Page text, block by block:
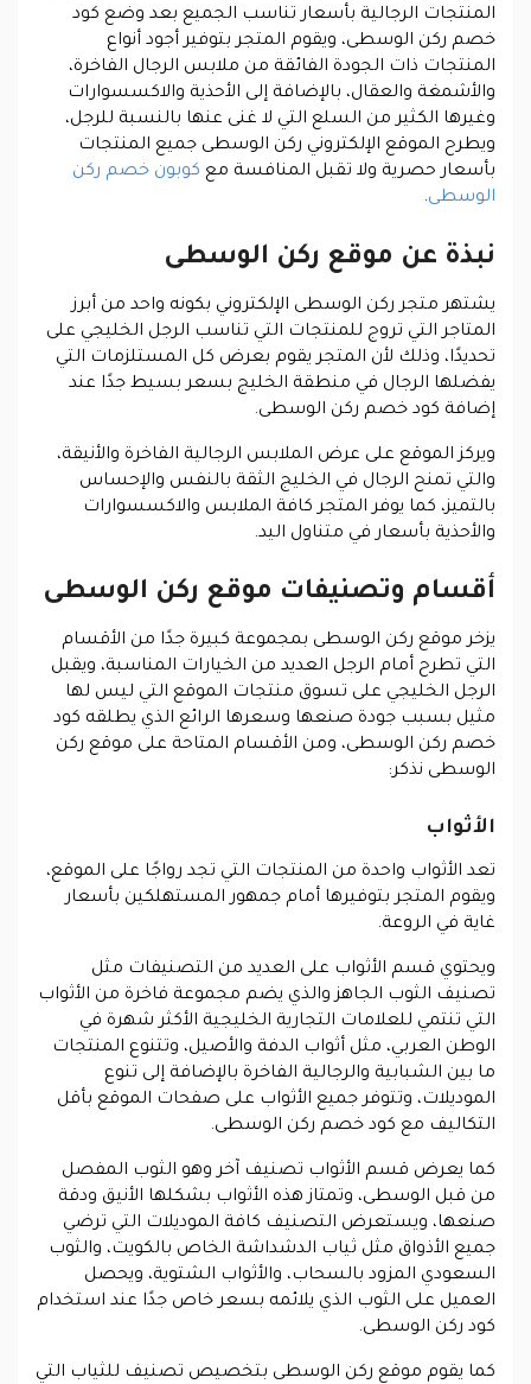
المنتجات الرجالية بأسعار تناسب الجميع بعد وضع كود
خصم ركن الوسطى، ويقوم المتجر بتوفير أجود أنواع
المنتجات ذات الجودة الفائقة من ملابس الرجال الفاخرة،
والأشمغة والعقال، بالإضافة إلى الأحذية والاكسسوارات
وغيرها الكثير من السلع التي لا غنى عنها بالنسبة للرجل،
ويطرح الموقع الإلكتروني ركن الوسطى جميع المنتجات
بأسعار حصرية ولا تقبل المنافسة مع كوبون خصم ركن
الوسطى.
نبذة عن موقع ركن الوسطى
يشتهر متجر ركن الوسطى الإلكتروني بكونه واحد من أبرز
المتاجر التي تروج للمنتجات التي تناسب الرجل الخليجي على
تحديدًا، وذلك لأن المتجر يقوم بعرض كل المستلزمات التي
يفضلها الرجال في منطقة الخليج بسعر بسيط جدًا عند
إضافة كود خصم ركن الوسطى.
ويركز الموقع على عرض الملابس الرجالية الفاخرة والأنيقة،
والتي تمنح الرجال في الخليج الثقة بالنفس والإحساس
بالتميز، كما يوفر المتجر كافة الملابس والاكسسوارات
والأحذية بأسعار في متناول اليد.
أقسام وتصنيفات موقع ركن الوسطى
يزخر موقع ركن الوسطى بمجموعة كبيرة جدًا من الأقسام
التي تطرح أمام الرجل العديد من الخيارات المناسبة، ويقبل
الرجل الخليجي على تسوق منتجات الموقع التي ليس لها
مثيل بسبب جودة صنعها وسعرها الرائع الذي يطلقه كود
خصم ركن الوسطى، ومن الأقسام المتاحة على موقع ركن
الوسطى نذكر:
الأثواب
تعد الأثواب واحدة من المنتجات التي تجد رواجًا على الموقع،
ويقوم المتجر بتوفيرها أمام جمهور المستهلكين بأسعار
غاية في الروعة.
ويحتوي قسم الأثواب على العديد من التصنيفات مثل
تصنيف الثوب الجاهز والذي يضم مجموعة فاخرة من الأثواب
التي تنتمي للعلامات التجارية الخليجية الأكثر شهرة في
الوطن العربي، مثل أثواب الدفة والأصيل، وتتنوع المنتجات
ما بين الشبابية والرجالية الفاخرة بالإضافة إلى تنوع
الموديلات، وتتوفر جميع الأثواب على صفحات الموقع بأقل
التكاليف مع كود خصم ركن الوسطى.
كما يعرض قسم الأثواب تصنيف آخر وهو الثوب المفصل
من قبل الوسطى، وتمتاز هذه الأثواب بشكلها الأنيق ودقة
صنعها، ويستعرض التصنيف كافة الموديلات التي ترضي
جميع الأذواق مثل ثياب الدشداشة الخاص بالكويت، والثوب
السعودي المزود بالسحاب، والأثواب الشتوية، ويحصل
العميل على الثوب الذي يلائمه بسعر خاص جدًا عند استخدام
كود ركن الوسطى.
كما يقوم موقع ركن الوسطى بتخصيص تصنيف للثياب التي